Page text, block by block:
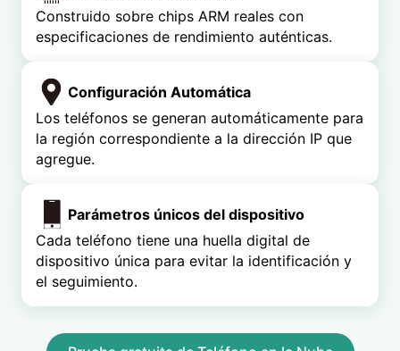
Construido sobre chips ARM reales con
especificaciones de rendimiento auténticas.
Configuración Automática
Los teléfonos se generan automáticamente para
la región correspondiente a la dirección IP que
agregue.
Parámetros únicos del dispositivo
Cada teléfono tiene una huella digital de
dispositivo única para evitar la identificación y
el seguimiento.